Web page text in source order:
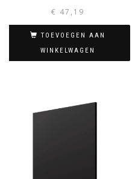
€ 47,19
TOEVOEGEN AAN
WINKELWAGEN